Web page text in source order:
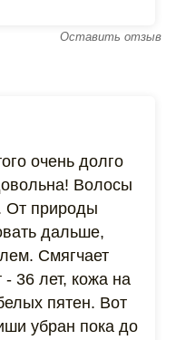
Оставить отзыв
очень долго
Волосы
От природы
дальше,
Смягчает
36 лет, кожа на
пятен. Вот
убран пока до